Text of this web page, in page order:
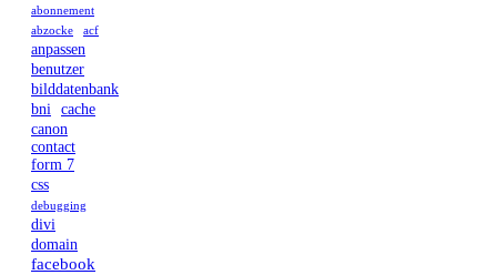
abonnement
abzocke
acf
anpassen
benutzer
bilddatenbank
bni cache
canon
contact
form 7
css
debugging
divi
domain
facebook